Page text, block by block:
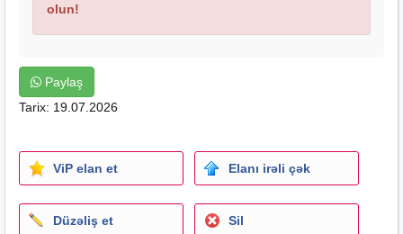
olun!
Paylaş
Tarix: 19.07.2026
ViP elan et Elanı irəli çək
Düzəliş et Sil